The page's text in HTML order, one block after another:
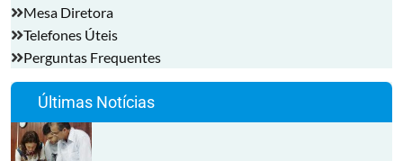
Mesa Diretora
Telefones Úteis
Perguntas Frequentes
Últimas Notícias